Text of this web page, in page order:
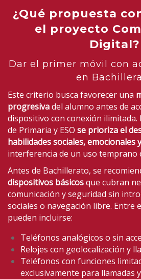
¿Qué propuesta
el proyecto
Digital?
Dar el primer móvil con
en
Este criterio busca favorecer una
progresivadel alumno antes de
dispositivo con conexión ilimitada.
de Primaria y ESO se prioriza el
habilidades sociales, emocionales
interferencia de un uso temprano
Antes de Bachillerato, se
dispositivos básicosque cubran
comunicación y seguridad sin
sociales o navegación libre. Entre
pueden incluirse:
Teléfonos analógicos o sin
Relojes con geolocalización y
Teléfonos con funciones
exclusivamente para llamadas